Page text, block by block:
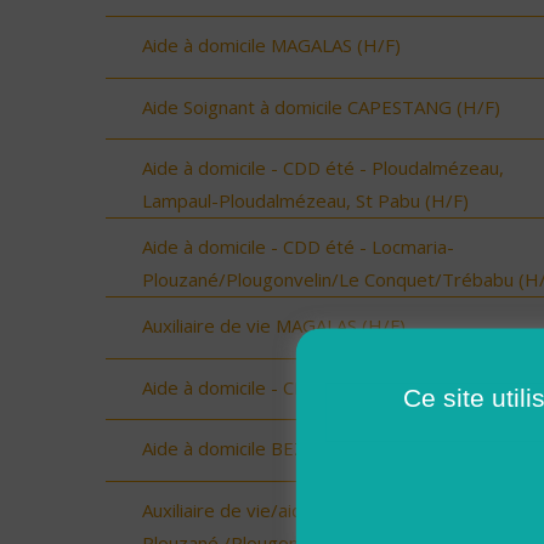
Aide à domicile MAGALAS (H/F)
Aide Soignant à domicile CAPESTANG (H/F)
Aide à domicile - CDD été - Ploudalmézeau,
Lampaul-Ploudalmézeau, St Pabu (H/F)
Aide à domicile - CDD été - Locmaria-
Plouzané/Plougonvelin/Le Conquet/Trébabu
Auxiliaire de vie MAGALAS (H/F)
Aide à domicile - CDD été - Saint-Renan (H/F)
Aide à domicile BEZIERS (H/F)
Auxiliaire de vie/aide à domicile - Locmaria-
Ce site